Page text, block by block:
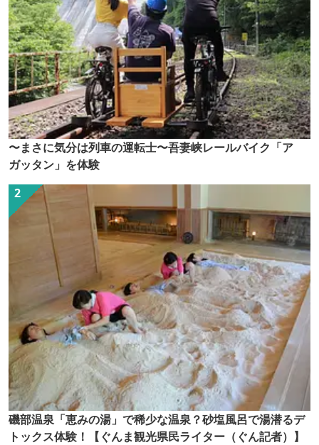
〜まさに気分は列車の運転士〜吾妻峡レールバイク「ア
ガッタン」を体験
磯部温泉「恵みの湯」で稀少な温泉？砂塩風呂で湯潜るデ
トックス体験！【ぐんま観光県民ライター（ぐん記者）】